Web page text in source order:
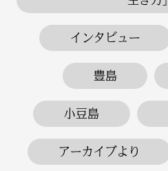
インタビュー
豊島
小豆島
アーカイブより